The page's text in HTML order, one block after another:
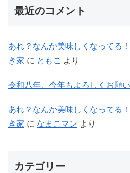
最近のコメント
あれ？なんか美味しくなってる
き家 に ともこ より
令和八年、今年もよろしくお願
あれ？なんか美味しくなってる
き家 に なまこマン より
カテゴリー